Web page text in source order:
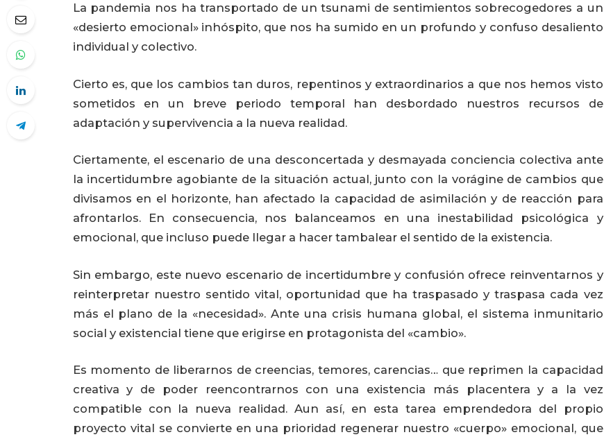
La pandemia nos ha transportado de un tsunami de sentimientos sobrecogedores a un
«desierto emocional» inhóspito, que nos ha sumido en un profundo y confuso desaliento
individual y colectivo.
Cierto es, que los cambios tan duros, repentinos y extraordinarios a que nos hemos visto
sometidos en un breve periodo temporal han desbordado nuestros recursos de
adaptación y supervivencia a la nueva realidad.
Ciertamente, el escenario de una desconcertada y desmayada conciencia colectiva ante
la incertidumbre agobiante de la situación actual, junto con la vorágine de cambios que
divisamos en el horizonte, han afectado la capacidad de asimilación y de reacción para
afrontarlos. En consecuencia, nos balanceamos en una inestabilidad psicológica y
emocional, que incluso puede llegar a hacer tambalear el sentido de la existencia.
Sin embargo, este nuevo escenario de incertidumbre y confusión ofrece reinventarnos y
reinterpretar nuestro sentido vital, oportunidad que ha traspasado y traspasa cada vez
más el plano de la «necesidad». Ante una crisis humana global, el sistema inmunitario
social y existencial tiene que erigirse en protagonista del «cambio».
Es momento de liberarnos de creencias, temores, carencias… que reprimen la capacidad
creativa y de poder reencontrarnos con una existencia más placentera y a la vez
compatible con la nueva realidad. Aun así, en esta tarea emprendedora del propio
proyecto vital se convierte en una prioridad regenerar nuestro «cuerpo» emocional, que